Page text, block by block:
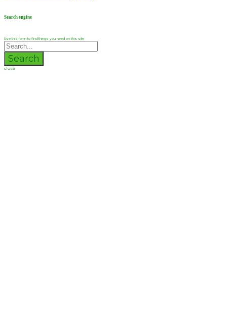
Search engine
Use this form to find things you need on this site
Search
close